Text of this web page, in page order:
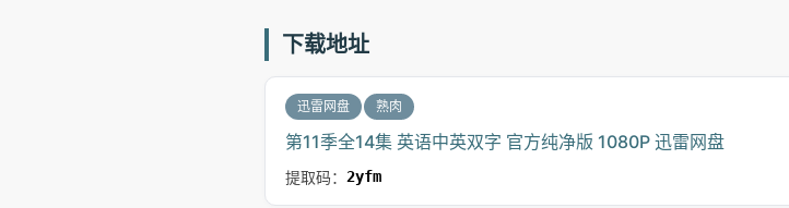
下载地址
迅雷网盘 熟肉
第11季全14集 英语中英双字 官方纯净版 1080P 迅雷网盘
提取码： 2yfm